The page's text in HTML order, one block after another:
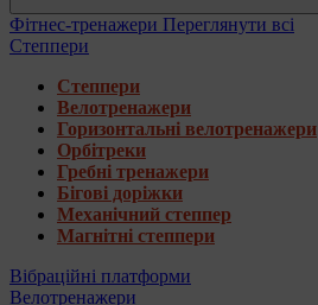
Фітнес-тренажери Переглянути всі
Степпери
Степпери
Велотренажери
Горизонтальні велотренажери
Орбітреки
Гребні тренажери
Бігові доріжки
Механічний степпер
Магнітні степпери
Вібраційні платформи
Велотренажери